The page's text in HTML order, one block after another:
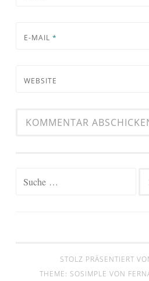
E-MAIL *
WEBSITE
Suche
STOLZ PRÄSENTIERT
THEME: SOSIMPLE VON